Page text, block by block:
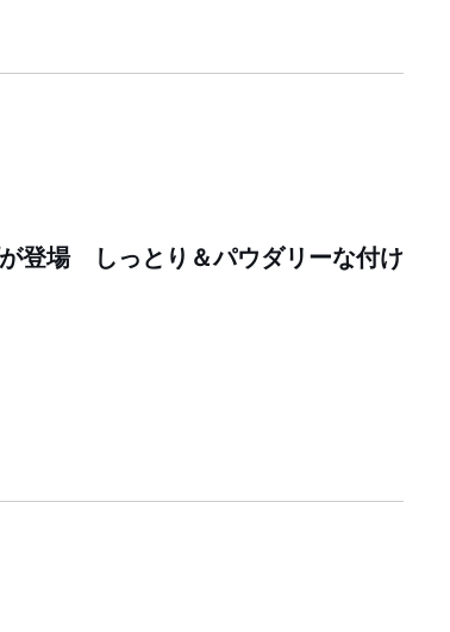
登場 しっとり＆パウダリーな付け